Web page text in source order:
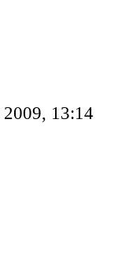
2009, 13:14